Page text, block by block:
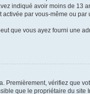
indiqué avoir moins de 13
par vous-même ou
que vous ayez fourni une
Premièrement, vérifiez que
que le propriétaire du